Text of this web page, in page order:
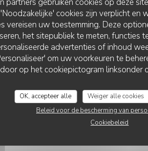
cookies zijn verplicht en
vereisen uw toestemming. Deze
het sitepubliek te meten, functies
advertenties of inhoud
om uw voorkeuren te
op het cookiepictogram linksonder
OK, accepteer alle Weiger alle cookies
Beleid voor de bescherming van
Cookiebeleid
votre restaurant. Comme
est charmant, accueillant, souriant.
bons et beaux plats. Nous reviendrons
Service Atmosfeer:5/5
repas de qualité préparé avec soin. Très
LE LAUMAS